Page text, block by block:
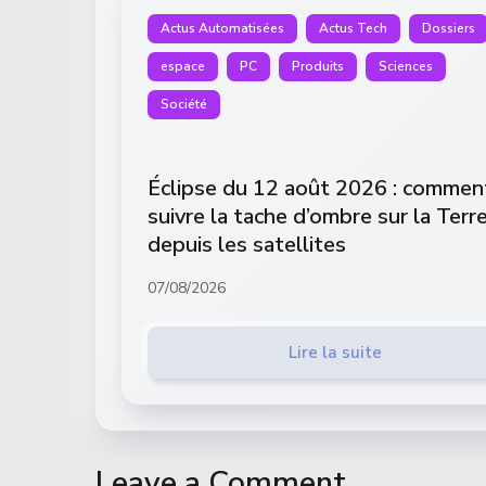
Actus Automatisées Actus Tech Dossiers
espace PC Produits Sciences
Société
Éclipse du 12 août 2026 :
suivre la tache d’ombre sur la
depuis les satellites
07/08/2026
Lire la suite